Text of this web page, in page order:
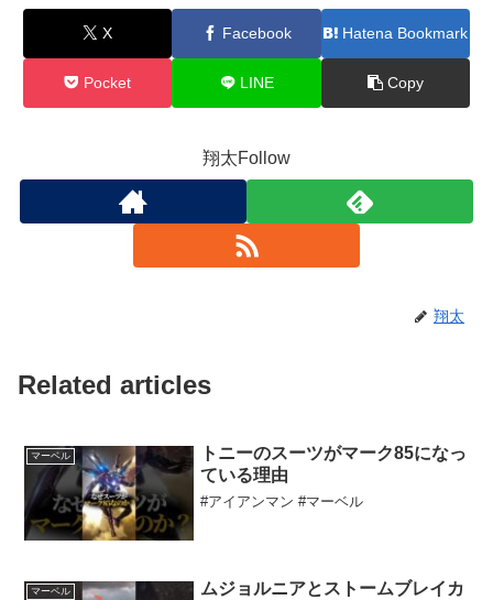
X Facebook Hatena Bookmark
Pocket LINE Copy
翔太Follow
翔太
Related articles
マーベル
トニーのスーツがマーク85になっ
ている理由
#アイアンマン #マーベル
マーベル
ムジョルニアとストームブレイカ